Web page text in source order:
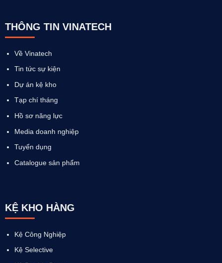
THÔNG TIN VINATECH
Về Vinatech
Tin tức sự kiện
Dự án kệ kho
Tạp chí tháng
Hồ sơ năng lực
Media doanh nghiệp
Tuyển dụng
Catalogue sản phẩm
KỆ KHO HÀNG
Kệ Công Nghiệp
Kệ Selective